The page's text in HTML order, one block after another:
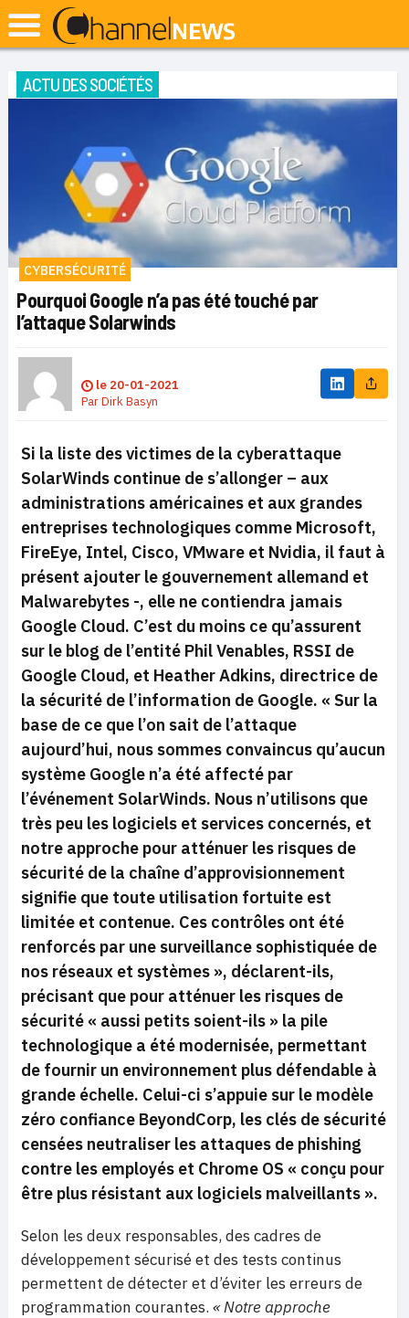
ACTU DES SOCIÉTÉS
CYBERSÉCURITÉ
Pourquoi Google n’a pas été touché par
l’attaque Solarwinds
le 20-01-2021
ParDirk Basyn
Si la liste des victimes de la cyberattaque
SolarWinds continue de s’allonger – aux
administrations américaines et aux grandes
entreprises technologiques comme Microsoft,
FireEye, Intel, Cisco, VMware et Nvidia, il faut à
présent ajouter le gouvernement allemand et
Malwarebytes -, elle ne contiendra jamais
Google Cloud. C’est du moins ce qu’assurent
sur le blog de l’entité Phil Venables, RSSI de
Google Cloud, et Heather Adkins, directrice de
la sécurité de l’information de Google. « Sur la
base de ce que l’on sait de l’attaque
aujourd’hui, nous sommes convaincus qu’aucun
système Google n’a été affecté par
l’événement SolarWinds. Nous n’utilisons que
très peu les logiciels et services concernés, et
notre approche pour atténuer les risques de
sécurité de la chaîne d’approvisionnement
signifie que toute utilisation fortuite est
limitée et contenue. Ces contrôles ont été
renforcés par une surveillance sophistiquée de
nos réseaux et systèmes », déclarent-ils,
précisant que pour atténuer les risques de
sécurité « aussi petits soient-ils » la pile
technologique a été modernisée, permettant
de fournir un environnement plus défendable à
grande échelle. Celui-ci s’appuie sur le modèle
zéro confiance BeyondCorp, les clés de sécurité
censées neutraliser les attaques de phishing
contre les employés et Chrome OS « conçu pour
être plus résistant aux logiciels malveillants ».
Selon les deux responsables, des cadres de
développement sécurisé et des tests continus
permettent de détecter et d’éviter les erreurs de
programmation courantes. « Notre approche